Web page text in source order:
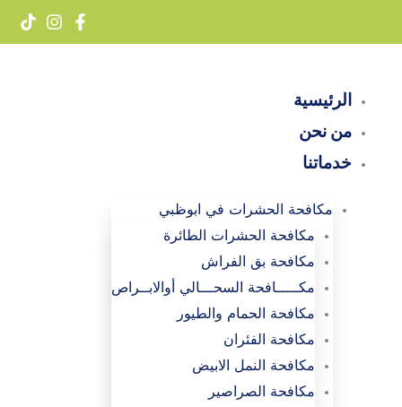
الرئيسية
من نحن
خدماتنا
مكافحة الحشرات في ابوظبي
مكافحة الحشرات الطائرة
مكافحة بق الفراش
مكـــــافحة السحـــالي أوالابــراص
مكافحة الحمام والطيور
مكافحة الفئران
مكافحة النمل الابيض
مكافحة الصراصير